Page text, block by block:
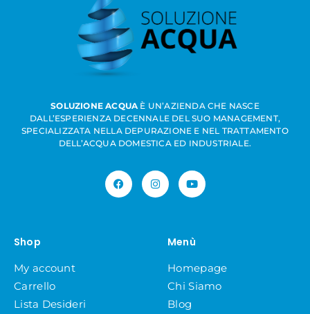
SOLUZIONE ACQUA È UN’AZIENDA CHE NASCE
DALL’ESPERIENZA DECENNALE DEL SUO MANAGEMENT,
SPECIALIZZATA NELLA DEPURAZIONE E NEL TRATTAMENTO
DELL’ACQUA DOMESTICA ED INDUSTRIALE.
Shop
My account
Carrello
Lista Desideri
Menù
Homepage
Chi Siamo
Blog